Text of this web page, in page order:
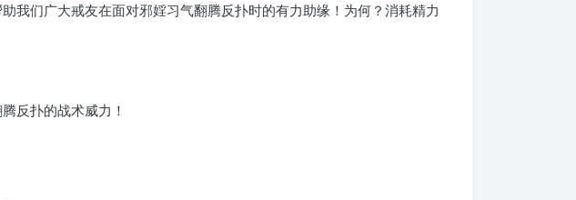
我们广大戒友在面对邪婬习气翻腾反扑时的有力助缘！为何？消耗精力
反扑的战术威力！